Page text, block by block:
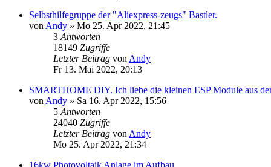
Selbsthilfegruppe der "Aliexpress-zeugs" Bastler.
von Andy » Mo 25. Apr 2022, 21:45
3 Antworten
18149 Zugriffe
Letzter Beitrag von Andy
Fr 13. Mai 2022, 20:13
SMARTHOME DIY. Ich liebe die kleinen ESP Module aus
von Andy » Sa 16. Apr 2022, 15:56
5 Antworten
24040 Zugriffe
Letzter Beitrag von Andy
Mo 25. Apr 2022, 21:34
16kw Photovoltaik Anlage im Aufbau